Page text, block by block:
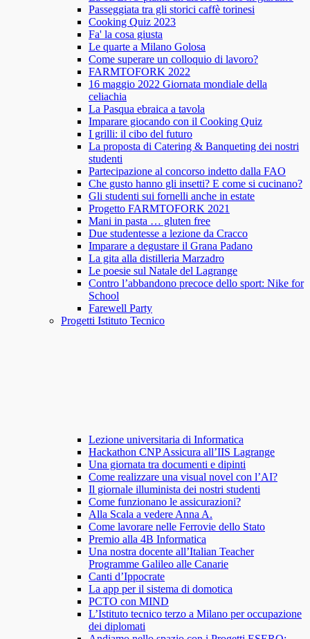
Passeggiata tra gli storici caffè torinesi
Cooking Quiz 2023
Fa' la cosa giusta
Le quarte a Milano Golosa
Come superare un colloquio di lavoro?
FARMTOFORK 2022
16 maggio 2022 Giornata mondiale della
celiachia
La Pasqua ebraica a tavola
Imparare giocando con il Cooking Quiz
I grilli: il cibo del futuro
La proposta di Catering & Banqueting dei nostri
studenti
Partecipazione al concorso indetto dalla FAO
Che gusto hanno gli insetti? E come si cucinano?
Gli studenti sui fornelli anche in estate
Progetto FARMTOFORK 2021
Mani in pasta … gluten free
Due studentesse a lezione da Cracco
Imparare a degustare il Grana Padano
La gita alla distilleria Marzadro
Le poesie sul Natale del Lagrange
Contro l’abbandono precoce dello sport: Nike for
School
Farewell Party
Progetti Istituto Tecnico
Lezione universitaria di Informatica
Hackathon CNP Assicura all’IIS Lagrange
Una giornata tra documenti e dipinti
Come realizzare una visual novel con l’AI?
Il giornale illuminista dei nostri studenti
Come funzionano le assicurazioni?
Alla Scala a vedere Anna A.
Come lavorare nelle Ferrovie dello Stato
Premio alla 4B Informatica
Una nostra docente all’Italian Teacher
Programme Galileo alle Canarie
Canti d’Ippocrate
La app per il sistema di domotica
PCTO con MIND
L’Istituto tecnico terzo a Milano per occupazione
dei diplomati